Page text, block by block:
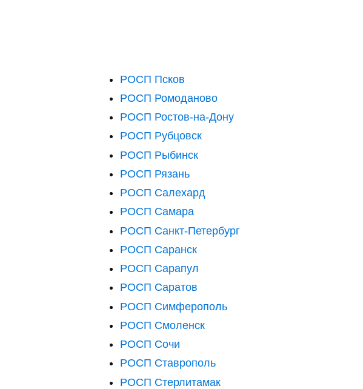
РОСП Псков
РОСП Ромоданово
РОСП Ростов-на-Дону
РОСП Рубцовск
РОСП Рыбинск
РОСП Рязань
РОСП Салехард
РОСП Самара
РОСП Санкт-Петербург
РОСП Саранск
РОСП Сарапул
РОСП Саратов
РОСП Симферополь
РОСП Смоленск
РОСП Сочи
РОСП Ставрополь
РОСП Стерлитамак